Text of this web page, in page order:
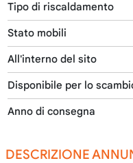
Tipo di riscaldamento
Stato mobili
All'interno del sito
Disponibile per lo
Anno di consegna
DESCRIZIONE